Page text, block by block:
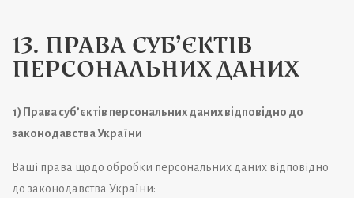
13. ПРАВА СУБ’ЄКТІВ
ПЕРСОНАЛЬНИХ ДАНИХ
1) Права суб’єктів персональних даних відповідно до
законодавства України
Ваші права щодо обробки персональних даних відповідно
до законодавства України: